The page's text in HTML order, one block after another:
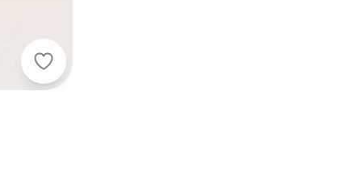
Fakini Kids - Macacão Manga Longa Bebê Amarelo